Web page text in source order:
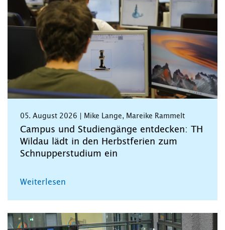
05. August 2026 | Mike Lange, Mareike Rammelt
Campus und Studiengänge entdecken: TH
Wildau lädt in den Herbstferien zum
Schnupperstudium ein
Weiterlesen